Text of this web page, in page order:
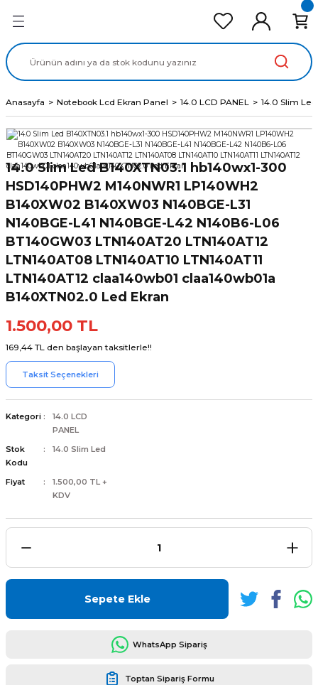
Ekran Panel
Data Kablo
Anasayfa Notebook Lcd Ekran Panel 14.0 LCD PANEL 14.0 Slim
14.0 Slim Led B140XTN03.1 hb140wx1-300
HSD140PHW2 M140NWR1 LP140WH2
B140XW02 B140XW03 N140BGE-L31
N140BGE-L41 N140BGE-L42 N140B6-L06
BT140GW03 LTN140AT20 LTN140AT12
LTN140AT08 LTN140AT10 LTN140AT11
LTN140AT12 claa140wb01 claa140wb01a
B140XTN02.0 Led Ekran
1.500,00 TL
169,44 TL den başlayan taksitlerle!!
Taksit Seçenekleri
Kategori
14.0 LCD
PANEL
Stok
Kodu
14.0 Slim Led
Fiyat
1.500,00 TL +
KDV
Sepete Ekle
WhatsApp Sipariş
Toptan Sipariş Formu